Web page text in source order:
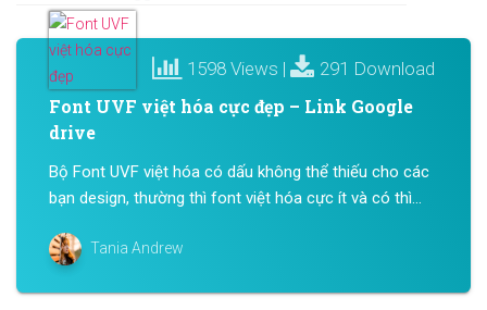
1598 Views | 291 Download
Font UVF việt hóa cực đẹp – Link Google
drive
Bộ Font UVF việt hóa có dấu không thể thiếu cho các
bạn design, thường thì font việt hóa cực ít và có thì...
Tania Andrew